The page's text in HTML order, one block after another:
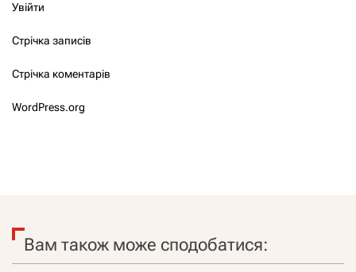
Увійти
Стрічка записів
Стрічка коментарів
WordPress.org
Вам також може сподобатися: